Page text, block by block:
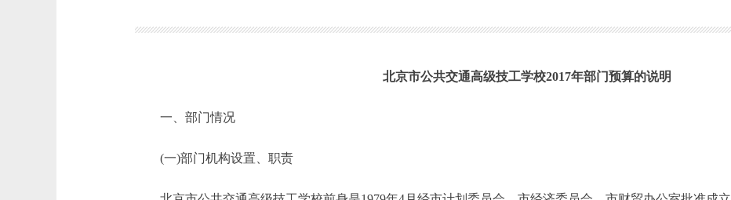
北京市公共交通高级技工学校2017年部门预算的说明
一、部门情况
(一)部门机构设置、职责